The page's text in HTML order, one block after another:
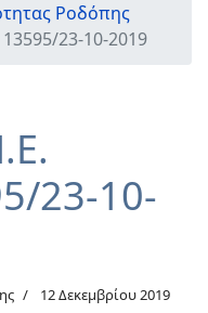
Ροδόπης
23-10-2019
23-10-
12 Δεκεμβρίου 2019